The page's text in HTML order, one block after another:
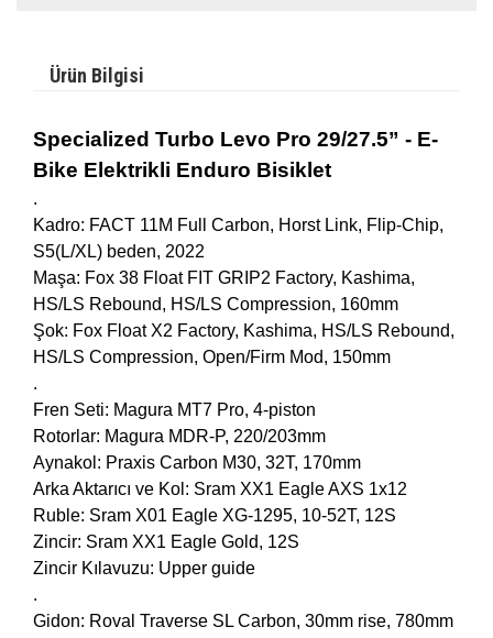
Ürün Bilgisi
Specialized Turbo Levo Pro 29/27.5” - E-
Bike Elektrikli Enduro Bisiklet
.
Kadro: FACT 11M Full Carbon, Horst Link, Flip-Chip,
S5(L/XL) beden, 2022
Maşa: Fox 38 Float FIT GRIP2 Factory, Kashima,
HS/LS Rebound, HS/LS Compression, 160mm
Şok: Fox Float X2 Factory, Kashima, HS/LS Rebound,
HS/LS Compression, Open/Firm Mod, 150mm
.
Fren Seti: Magura MT7 Pro, 4-piston
Rotorlar: Magura MDR-P, 220/203mm
Aynakol: Praxis Carbon M30, 32T, 170mm
Arka Aktarıcı ve Kol: Sram XX1 Eagle AXS 1x12
Ruble: Sram X01 Eagle XG-1295, 10-52T, 12S
Zincir: Sram XX1 Eagle Gold, 12S
Zincir Kılavuzu: Upper guide
.
Gidon: Roval Traverse SL Carbon, 30mm rise, 780mm